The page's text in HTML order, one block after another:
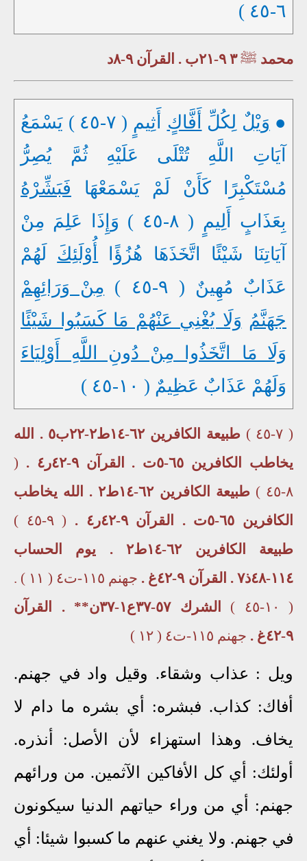
٦-٤٥ )
محمد ﷺ٣ ٩-٢١ب . القرآن ٩-٨د
● وَيْلٌ لِكُلِّ أَفَّاكٍ
أَثِيمٍ ( ٧-٤٥ ) يَسْمَعُ
آيَاتِ اللَّهِ تُتْلَى عَلَيْهِ ثُمَّ يُصِرُّ
مُسْتَكْبِرًا كَأَنْ لَمْ يَسْمَعْهَا فَبَشِّرْهُ
بِعَذَابٍ أَلِيمٍ ( ٨-٤٥ ) وَإِذَا عَلِمَ مِنْ
آيَاتِنَا شَيْئًا اتَّخَذَهَا هُزُؤًا
أُوْلَئِكَ لَهُمْ
عَذَابٌ مُهِينٌ ( ٩-٤٥ )
مِنْ وَرَائِهِمْ
جَهَنَّمُ وَلَا يُغْنِي عَنْهُمْ مَا كَسَبُوا شَيْئًا
وَلَا مَا اتَّخَذُوا مِنْ دُونِ اللَّهِ أَوْلِيَاءَ
وَلَهُمْ عَذَابٌ عَظِيمٌ ( ١٠-٤٥ )
( ٧-٤٥ )
طبيعة الكافرين ٦٢-١٤ط٢-٢٢ب٥ . الله
يخاطب الكافرين ٦٥-٥ت . القرآن ٩-٤٢ر٤ .
(
٨-٤٥ )
طبيعة الكافرين ٦٢-١٤ط٢ . الله يخاطب
الكافرين ٦٥-٥ت . القرآن ٩-٤٢ر٤ .
( ٩-٤٥ )
طبيعة الكافرين ٦٢-١٤ط٢ . يوم الحساب
١١٤-٤٨ذ٧ . القرآن ٩-٤٢غ .
جهنم ١١٥-ت٤ ( ١١ ) .
( ١٠-٤٥ )
الشرك ٥٧-٣٧ع١-٣٧ن** . القرآن
٩-٤٢غ .
جهنم ١١٥-ت٤ ( ١٢ )
ويل : عذاب وشقاء. وقيل واد في جهنم.
أفاك: كذاب. فبشره: أي بشره ما دام لا
يخاف. وهذا استهزاء لأن الأصل: أنذره.
أولئك: أي كل الأفاكين الآثمين. من ورائهم
جهنم: أي من وراء حياتهم الدنيا سيكونون
في جهنم. ولا يغني عنهم ما كسبوا شيئا: أي